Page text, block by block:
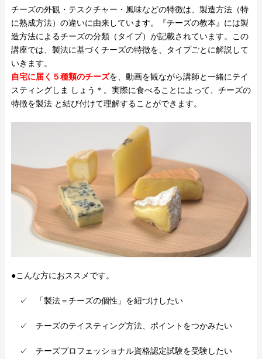
チーズの外観・テスクチャー・風味などの特徴は、製造方法（特
に熟成方法）の違いに由来しています。『チーズの教本』には製
造方法によるチーズの分類（タイプ）が記載されています。この
講座では、製法に基づくチーズの特徴を、タイプごとに解説して
いきます。
自宅に届く５種類のチーズを、動画を観ながら講師と一緒にテイ
スティングしま しょう＊。実際に食べることによって、チーズの
特徴を製法 と結び付けて理解することができます。
●こんな方におススメです。
✓ 「製法＝チーズの個性」を紐づけしたい
✓ チーズのテイスティング方法、ポイントをつかみたい
✓ チーズプロフェッショナル資格認定試験を受験したい